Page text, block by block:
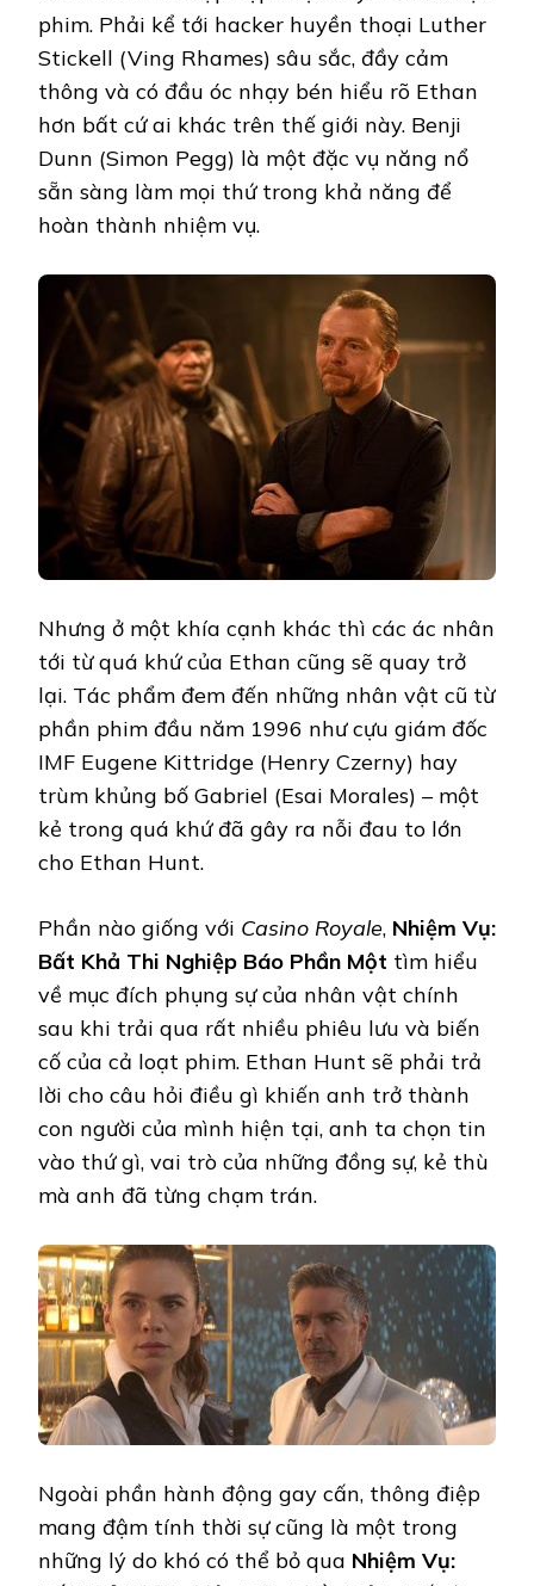
phim. Phải kể tới hacker huyền thoại Luther
Stickell (Ving Rhames) sâu sắc, đầy cảm
thông và có đầu óc nhạy bén hiểu rõ Ethan
hơn bất cứ ai khác trên thế giới này. Benji
Dunn (Simon Pegg) là một đặc vụ năng nổ
sẵn sàng làm mọi thứ trong khả năng để
hoàn thành nhiệm vụ.
Nhưng ở một khía cạnh khác thì các ác nhân
tới từ quá khứ của Ethan cũng sẽ quay trở
lại. Tác phẩm đem đến những nhân vật cũ từ
phần phim đầu năm 1996 như cựu giám đốc
IMF Eugene Kittridge (Henry Czerny) hay
trùm khủng bố Gabriel (Esai Morales) – một
kẻ trong quá khứ đã gây ra nỗi đau to lớn
cho Ethan Hunt.
Phần nào giống với Casino Royale, Nhiệm Vụ:
Bất Khả Thi Nghiệp Báo Phần Một tìm hiểu
về mục đích phụng sự của nhân vật chính
sau khi trải qua rất nhiều phiêu lưu và biến
cố của cả loạt phim. Ethan Hunt sẽ phải trả
lời cho câu hỏi điều gì khiến anh trở thành
con người của mình hiện tại, anh ta chọn tin
vào thứ gì, vai trò của những đồng sự, kẻ thù
mà anh đã từng chạm trán.
Ngoài phần hành động gay cấn, thông điệp
mang đậm tính thời sự cũng là một trong
những lý do khó có thể bỏ qua Nhiệm Vụ: